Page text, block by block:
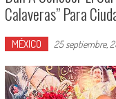
Calaveras” Para
MÉXICO 25 septiembre,